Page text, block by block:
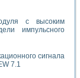
с высоким
импульсного
сигнала
7.1